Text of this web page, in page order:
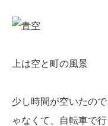
上は空と町の風景
少し時間が空いたの
ゃなくて、自転車で